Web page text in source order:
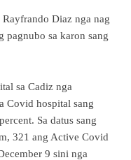
Diaz nga nag
pagnubo sa karon sang
sa Cadiz nga
Covid hospital sang
Sa datus sang
321 ang Active Covid
9 sini nga